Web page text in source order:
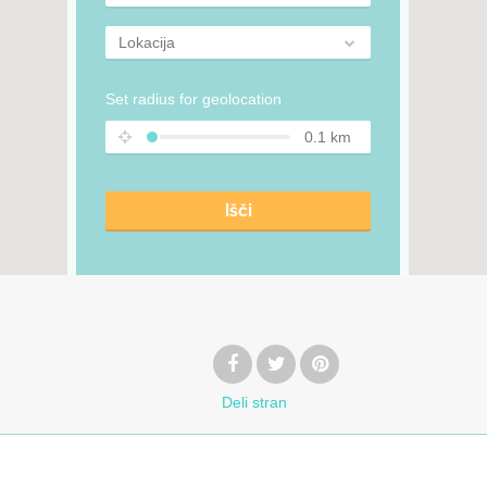
Lokacija
Set radius for geolocation
0.1 km
Išči
Deli stran